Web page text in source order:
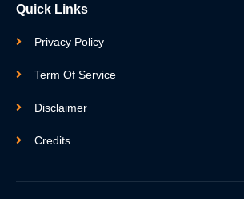
Quick Links
Privacy Policy
Term Of Service
Disclaimer
Credits